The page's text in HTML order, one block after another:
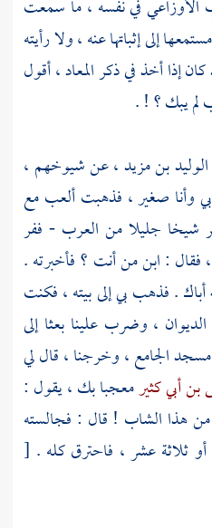
الأوزاعيفي نفسه ، ما سمعت
إلى إثباتها عنه ، ولا رأيته
إذا أخذ في ذكر المعاد ، أقول
لم يبك ؟ ! .
بن مزيد، عن شيوخهم ،
وأنا صغير ، فذهبت ألعب مع
شيخا جليلا من العرب - ففر
فقال : ابن من أنت ؟ فأخبرته .
. فذهب بي إلى بيته ، فكنت
، وضرب علينا بعثا إلى
مسجد الجامع ، وخرجنا ، قال لي
بن أبي كثيرمعجبا بك ، يقول :
هذا الشاب ! قال : فجالسته
ثلاثة عشر ، فاحترق كله . [